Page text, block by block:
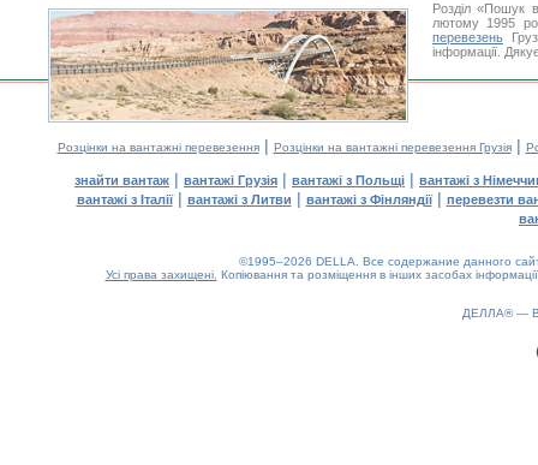
Розділ «Пошук
лютому 1995
перевезень
інформації.
Розцінки на вантажні перевезення| Розцінки на вантажні перевезення Грузія|
знайти вантаж | вантажі Грузія | вантажі з Польщі | вантажі з
вантажі з Італії| вантажі з Литви | вантажі з Фінляндії| перевезти
©1995–2026 DELLA. Все содержание данного
Усі права захищені. Копіювання та розміщення в інших засобах
ДЕЛЛА® —